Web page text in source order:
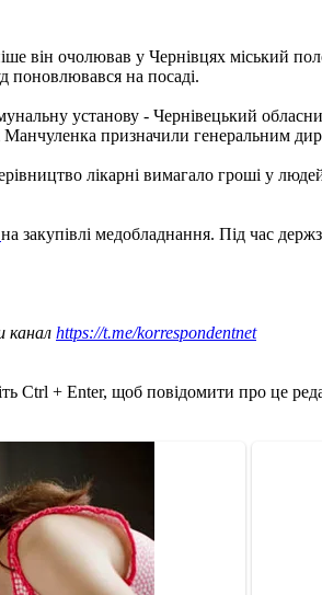
він очолював у Чернівцях міський
поновлювався на посаді.
установу - Чернівецький
призначили генеральним
лікарні вимагало гроші у
на закупівлі медобладнання. Під час
канал https://t.me/korrespondentnet
Ctrl + Enter, щоб повідомити про це